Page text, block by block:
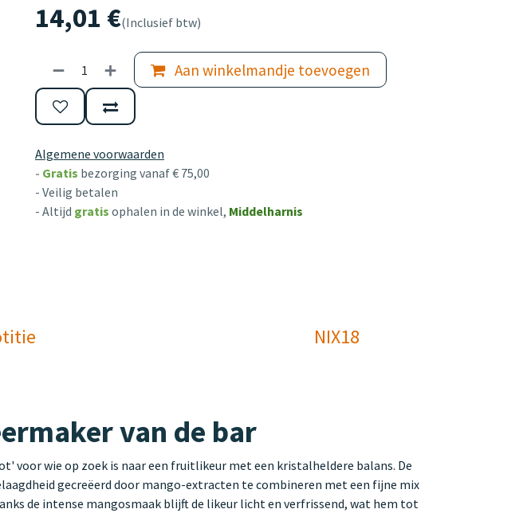
14,01 €(Inclusief btw)
Aan winkelmandje toevoegen
Algemene voorwaarden
- Gratis bezorging vanaf € 75,00
- Veilig betalen
- Altijd gratis ophalen in de winkel, Middelharnis
NIX18
van de bar
voor wie op zoek is naar een fruitlikeur met een kristalheldere balans. De
gecreëerd door mango-extracten te combineren met een fijne mix
de intense mangosmaak blijft de likeur licht en verfrissend, wat hem tot